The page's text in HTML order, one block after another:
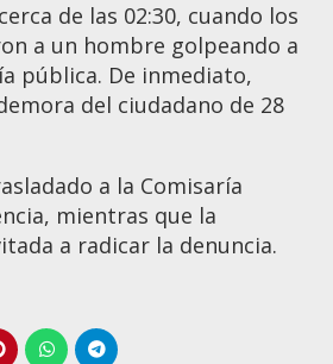
de las 02:30, cuando los
a un hombre golpeando a
pública. De inmediato,
del ciudadano de 28
a la Comisaría
mientras que la
a radicar la denuncia.